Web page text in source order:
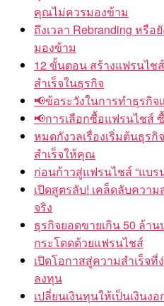
คุณไม่ควรมองข้าม
ถึงเวลา Rebranding หรื
มองข้าม
12 ขั้นตอน สร้างแฟรนไช
สำเร็จในธุรกิจ
📢ข้อระวังในการทำธุรกิ
📢การเลือกซื้อแฟรนไชส์
หมดกังวลเรื่องเริ่มต้นธุร
สำเร็จให้คุณ
ก่อนก้าวสู่แฟรนไชส์ “แบ
เปิดสูตรลับ! เคล็ดลับควา
จริง
ธุรกิจยอดขายเกิน 50 ล้า
กระโดดด้วยแฟรนไชส์
เปิดโอกาสสู่ความสำเร็จ
ลงทุน
เปลี่ยนเงินทุนให้เป็นเงินง